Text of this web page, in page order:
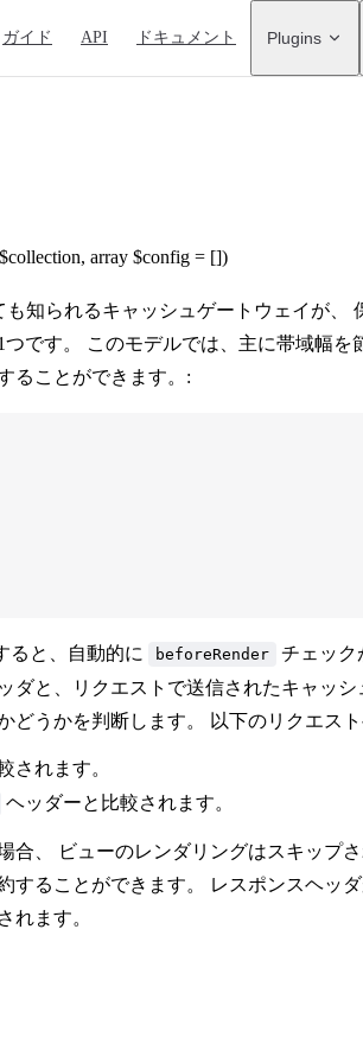
ガイド API ドキュメント Plugins
array $config = [])
知られるキャッシュゲートウェイが、
です。 このモデルでは、主に帯域幅を
ることができます。:
ると、自動的に beforeRender
チェック
ダと、リクエストで送信されたキャッ
うかを判断します。 以下のリクエス
されます。
ヘッダーと比較されます。
合、 ビューのレンダリングはスキップ
することができます。 レスポンスヘッ
れます。